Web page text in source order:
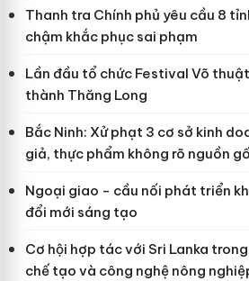
Thanh tra Chính phủ yêu cầu 8
chậm khắc phục sai phạm
Lần đầu tổ chức Festival Võ
thành Thăng Long
Bắc Ninh: Xử phạt 3 cơ sở kinh
giả, thực phẩm không rõ nguồn
Ngoại giao - cầu nối phát triển
đổi mới sáng tạo
Cơ hội hợp tác với Sri Lanka
chế tạo và công nghệ nông